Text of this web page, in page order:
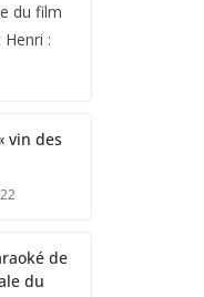
du film
:
vin des
de
du